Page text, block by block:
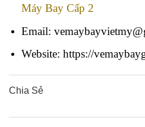
Máy Bay Cấp 2
Email:
Website: https://
Chia Sẻ